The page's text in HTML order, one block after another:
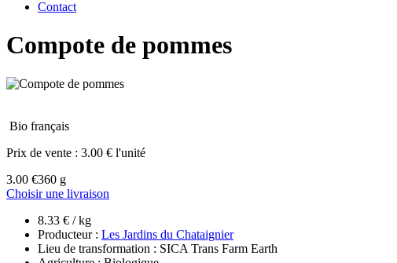
Contact
Compote de pommes
Bio français
Prix de vente : 3.00 € l'unité
3.00 €360 g
Choisir une livraison
8.33 € / kg
Producteur : Les Jardins du Chataignier
Lieu de transformation : SICA Trans Farm Earth